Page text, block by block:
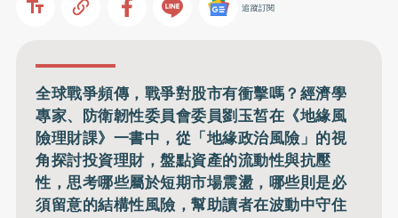
追蹤訂閱
全球戰爭頻傳，戰爭對股市有衝擊嗎？經濟學
專家、防衛韌性委員會委員劉玉皙在《地緣風
險理財課》一書中，從「地緣政治風險」的視
角探討投資理財，盤點資產的流動性與抗壓
性，思考哪些屬於短期市場震盪，哪些則是必
須留意的結構性風險，幫助讀者在波動中守住